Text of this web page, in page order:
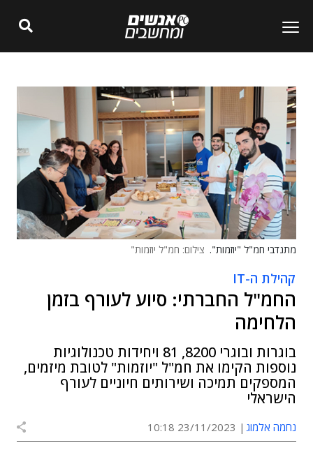
מתנדבי חמ"ל "יוזמות". צילום: חמ"ל יוזמות"
קהילת ה-IT
החמ"ל החברתי: סיוע לעורף בזמן
הלחימה
בוגרות ובוגרי 8200, 81 ויחידות טכנולוגיות
נוספות הקימו את חמ"ל "יוזמות" לטובת מיזמים,
המספקים תמיכה ושירותים חיוניים לעורף
הישראלי
נחמה אלמוג 23/11/2023 10:18